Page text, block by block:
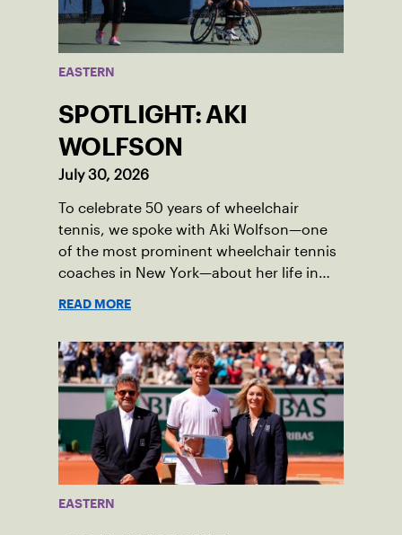
EASTERN
SPOTLIGHT: AKI
WOLFSON
July 30, 2026
To celebrate 50 years of wheelchair
tennis, we spoke with Aki Wolfson—one
of the most prominent wheelchair tennis
coaches in New York—about her life in
READ MORE
EASTERN